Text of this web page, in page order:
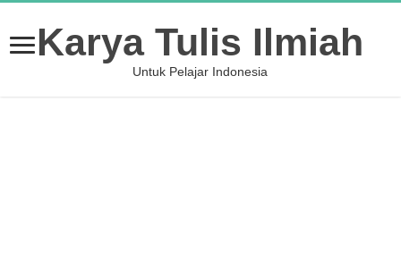
Karya Tulis Ilmiah
Untuk Pelajar Indonesia